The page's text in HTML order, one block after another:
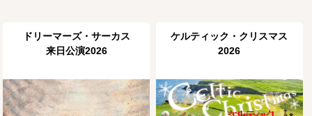
ドリーマーズ・サーカス
来日公演2026
ケルティック・クリスマス
2026